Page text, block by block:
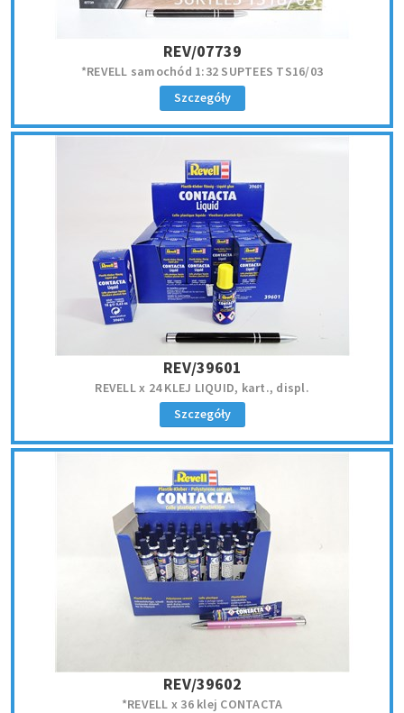
REV/07739
*REVELL samochód 1:32 SUPTEES TS16/03
Szczegóły
REV/39601
REVELL x 24 KLEJ LIQUID, kart., displ.
Szczegóły
REV/39602
*REVELL x 36 klej CONTACTA